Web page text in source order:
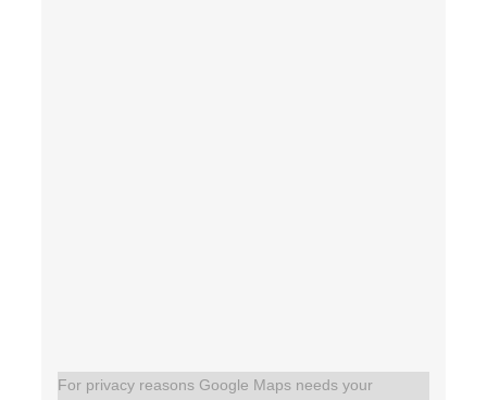
For privacy reasons Google Maps needs your